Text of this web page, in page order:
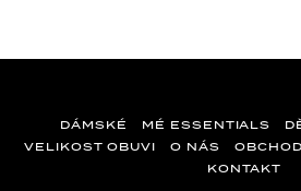
DÁMSKÉ MÉ ESSENTIALS
VELIKOST OBUVI
O NÁS
KONTAKT